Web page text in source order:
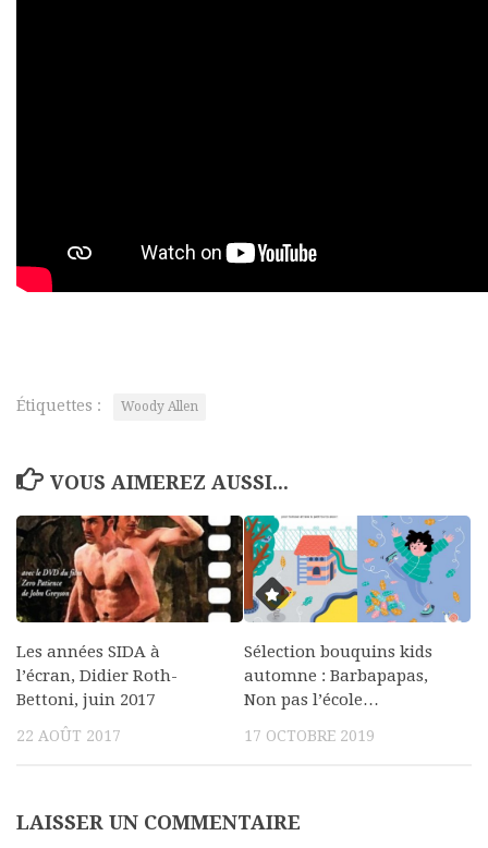
Étiquettes : Woody Allen
VOUS AIMEREZ AUSSI...
Les années SIDA à
l’écran, Didier Roth-
Bettoni, juin 2017
22 AOÛT 2017
Sélection bouquins kids
automne : Barbapapas,
Non pas l’école…
17 OCTOBRE 2019
LAISSER UN COMMENTAIRE